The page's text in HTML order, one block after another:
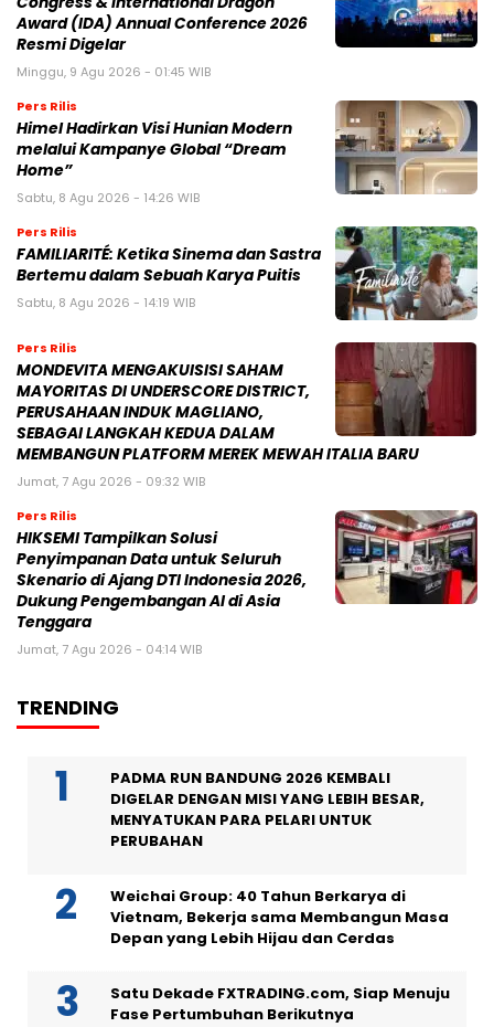
Award (IDA) Annual Conference 2026
Resmi Digelar
Minggu, 9 Agu 2026 - 01:45 WIB
Pers Rilis
Himel Hadirkan Visi Hunian Modern
melalui Kampanye Global “Dream
Home”
Sabtu, 8 Agu 2026 - 14:26 WIB
Pers Rilis
FAMILIARITÉ: Ketika Sinema dan Sastra
Bertemu dalam Sebuah Karya Puitis
Sabtu, 8 Agu 2026 - 14:19 WIB
Pers Rilis
MONDEVITA MENGAKUISISI SAHAM
MAYORITAS DI UNDERSCORE DISTRICT,
PERUSAHAAN INDUK MAGLIANO,
SEBAGAI LANGKAH KEDUA DALAM
MEMBANGUN PLATFORM MEREK MEWAH ITALIA BARU
Jumat, 7 Agu 2026 - 09:32 WIB
Pers Rilis
HIKSEMI Tampilkan Solusi
Penyimpanan Data untuk Seluruh
Skenario di Ajang DTI Indonesia 2026,
Dukung Pengembangan AI di Asia
Tenggara
Jumat, 7 Agu 2026 - 04:14 WIB
TRENDING
PADMA RUN BANDUNG 2026 KEMBALI
DIGELAR DENGAN MISI YANG LEBIH BESAR,
MENYATUKAN PARA PELARI UNTUK
PERUBAHAN
Weichai Group: 40 Tahun Berkarya di
Vietnam, Bekerja sama Membangun Masa
Depan yang Lebih Hijau dan Cerdas
Satu Dekade FXTRADING.com, Siap Menuju
Fase Pertumbuhan Berikutnya